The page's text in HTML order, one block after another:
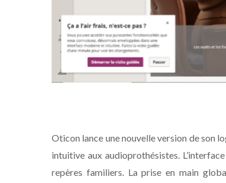
Oticon lance une nouvelle version de son
intuitive aux audioprothésistes.
repères familiers. La prise en main